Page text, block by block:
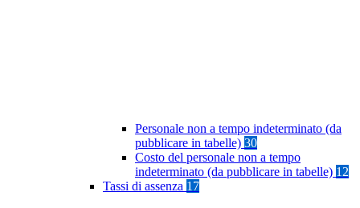
Personale non a tempo indeterminato (da
pubblicare in tabelle) 30
Costo del personale non a tempo
indeterminato (da pubblicare in tabelle) 12
Tassi di assenza 17